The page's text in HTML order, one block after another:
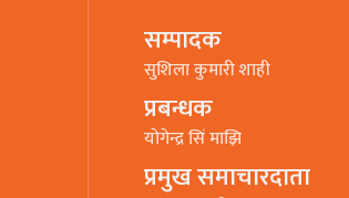
सम्पादक
सुशिला कुमारी शाही
प्रबन्धक
याेगेन्द्र सिं माझि
प्रमुख समाचारदाता